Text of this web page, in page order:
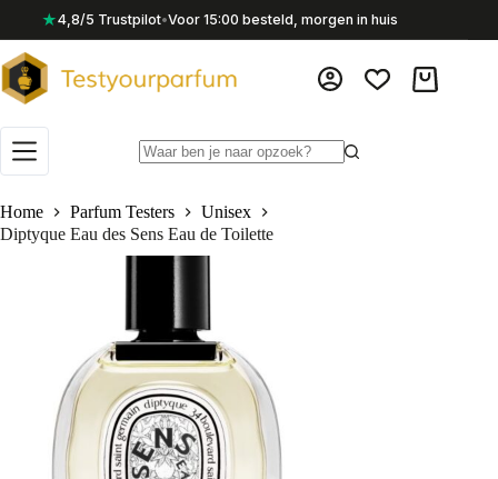
inhoud
★4,8/5 Trustpilot•Voor 15:00 besteld, morgen in huis
Home
Parfum Testers
Unisex
Diptyque Eau des Sens Eau de Toilette